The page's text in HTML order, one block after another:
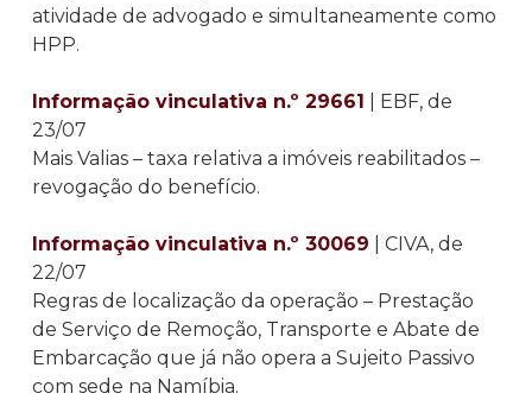
atividade de advogado e simultaneamente como
HPP.
Informação vinculativa n.º 29661 | EBF, de
23/07
Mais Valias – taxa relativa a imóveis reabilitados –
revogação do benefício.
Informação vinculativa n.º 30069 | CIVA, de
22/07
Regras de localização da operação – Prestação
de Serviço de Remoção, Transporte e Abate de
Embarcação que já não opera a Sujeito Passivo
com sede na Namíbia.